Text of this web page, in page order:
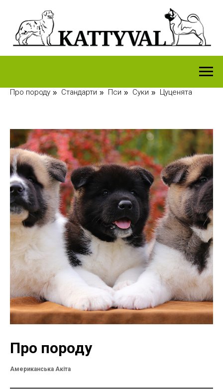
Про породу » Стандарти » Пси » Суки » Цуценята
Про породу
Американська Акіта